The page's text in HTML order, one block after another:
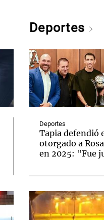
Deportes
Deportes
Tapia defendió
otorgado a
en 2025: "Fue